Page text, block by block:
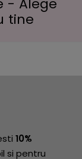
- Alege
tine
10%
si pentru